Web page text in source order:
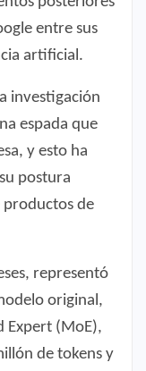
entre sus
artificial.
investigación
espada que
y esto ha
postura
productos de
representó
original,
Expert (MoE),
de tokens y